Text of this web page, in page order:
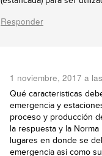
Responder
1 noviembre, 2017 a
Qué caracteristicas
emergencia y
proceso y producción
la respuesta y la
lugares en donde se
emergencia asi como